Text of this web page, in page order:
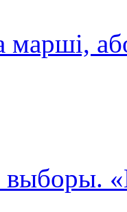
марші,
выборы.